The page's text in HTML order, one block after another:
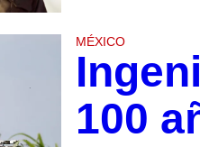
MÉXICO
100